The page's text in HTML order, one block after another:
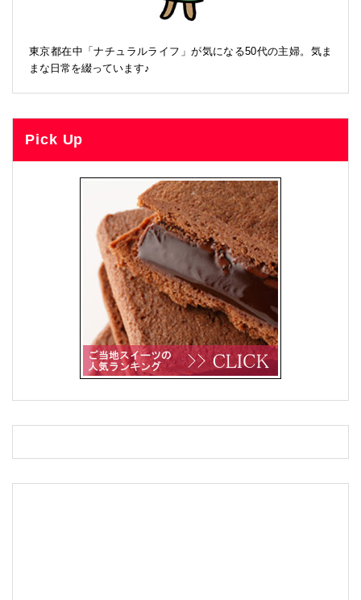
東京都在中「ナチュラルライフ」が気になる50代の主婦。気ま
まな日常を綴っています♪
Pick Up